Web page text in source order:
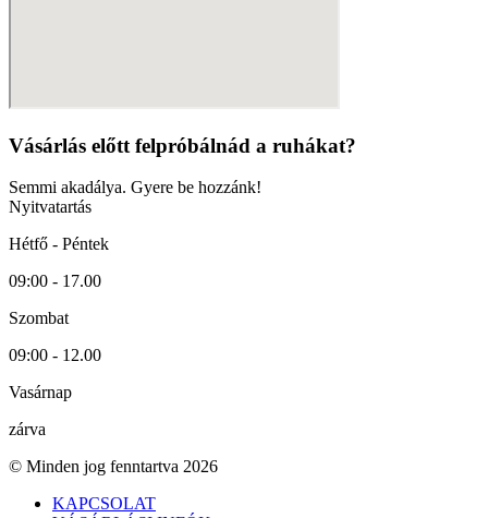
Vásárlás előtt felpróbálnád a ruhákat?
Semmi akadálya. Gyere be hozzánk!
Nyitvatartás
Hétfő - Péntek
09:00 - 17.00
Szombat
09:00 - 12.00
Vasárnap
zárva
© Minden jog fenntartva 2026
KAPCSOLAT